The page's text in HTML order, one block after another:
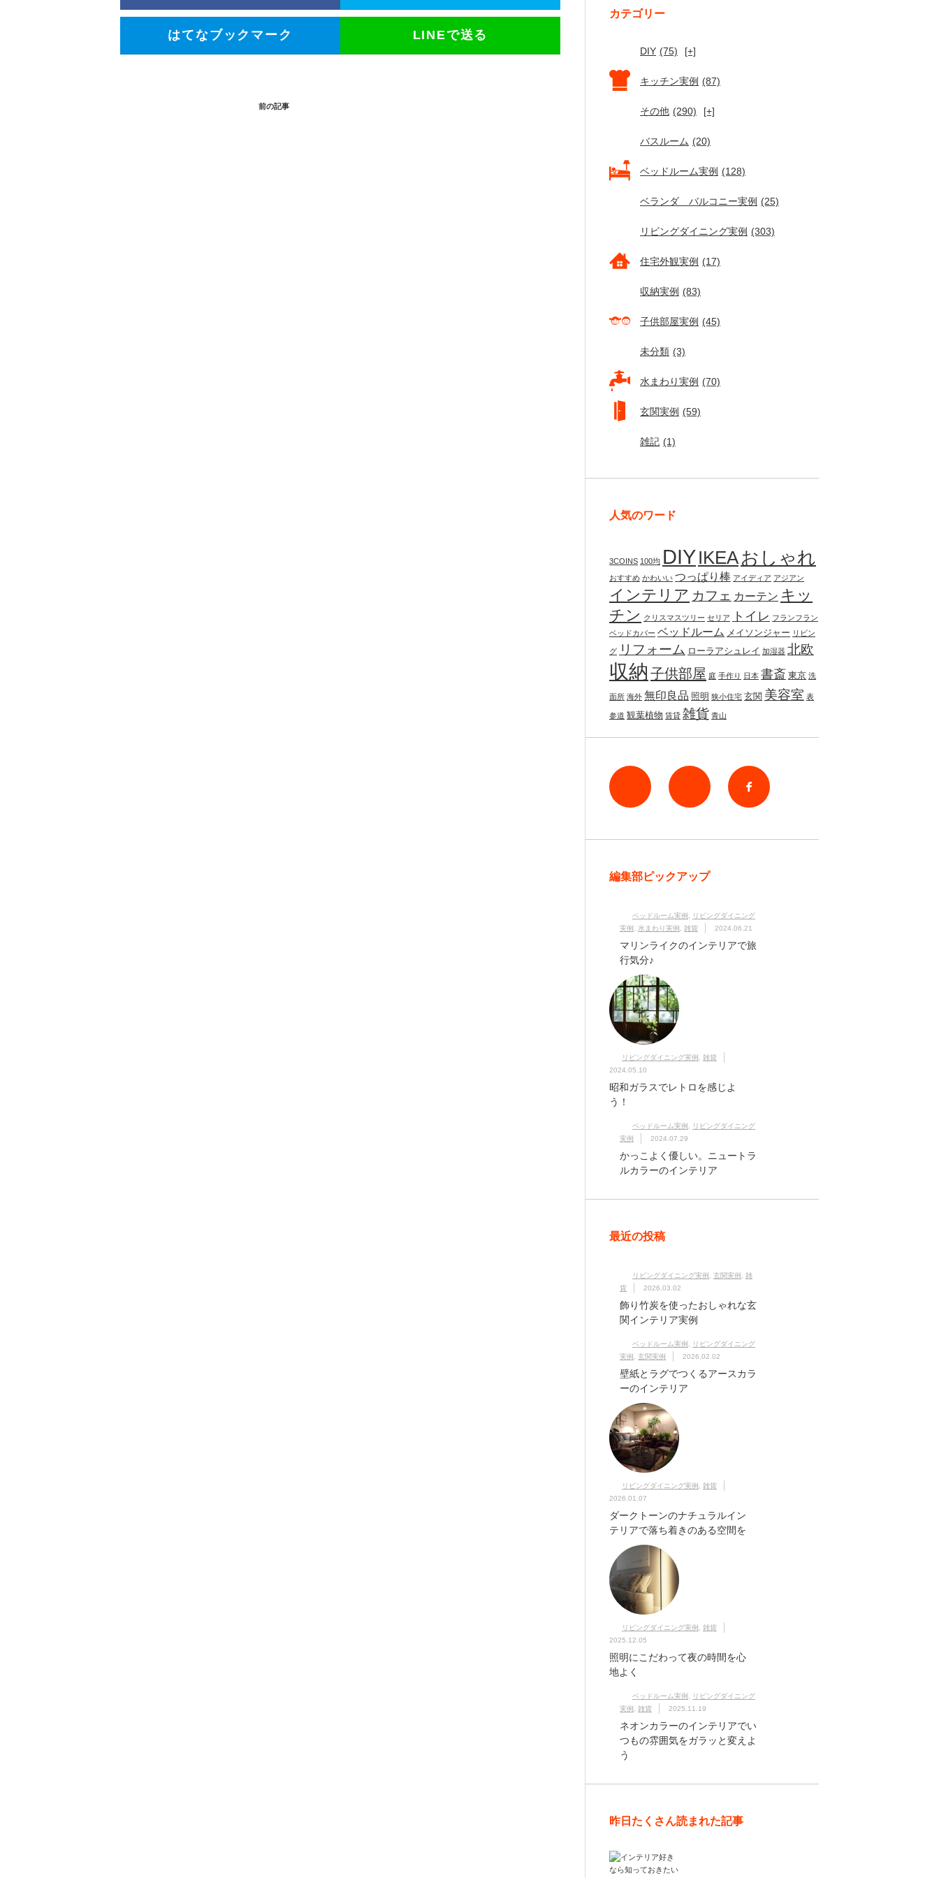
はてなブックマーク LINEで送る
前の記事
カテゴリー
DIY (75) [+]
キッチン実例 (87)
その他 (290) [+]
バスルーム (20)
ベッドルーム実例 (128)
ベランダ バルコニー実例 (25)
リビングダイニング実例 (303)
住宅外観実例 (17)
収納実例 (83)
子供部屋実例 (45)
未分類 (3)
水まわり実例 (70)
玄関実例 (59)
雑記 (1)
人気のワード
3COINS 100均 DIYIKEAおしゃれ
おすすめ かわいい つっぱり棒 アイディア アジアン
インテリア カフェ カーテン キッ
チン クリスマスツリー セリア トイレ フランフラン
ベッドカバー ベッドルーム メイソンジャー リビン
グ リフォーム ローラアシュレイ 加湿器 北欧
収納 子供部屋 庭 手作り 日本 書斎 東京 洗
面所 海外 無印良品 照明 狭小住宅 玄関 美容室 表
参道 観葉植物 賃貸 雑貨 青山
Twitter
編集部ピックアップ
ベッドルーム実例
リビングダイニング
実例
水まわり実例 雑貨 2024.06.21
マリンライクのインテリアで旅
行気分♪
リビングダイニング実例
雑貨
2024.05.10
昭和ガラスでレトロを感じよ
う！
ベッドルーム実例
リビングダイニング
実例
2024.07.29
かっこよく優しい。ニュートラ
ルカラーのインテリア
最近の投稿
リビングダイニング実例 玄関実例
雑
貨
2026.03.02
飾り竹炭を使ったおしゃれな玄
関インテリア実例
ベッドルーム実例
リビングダイニング
実例
玄関実例 2026.02.02
壁紙とラグでつくるアースカラ
ーのインテリア
リビングダイニング実例
雑貨
2026.01.07
ダークトーンのナチュラルイン
テリアで落ち着きのある空間を
リビングダイニング実例
雑貨
2025.12.05
照明にこだわって夜の時間を心
地よく
ベッドルーム実例
リビングダイニング
実例
雑貨 2025.11.19
ネオンカラーのインテリアでい
つもの雰囲気をガラッと変えよ
う
昨日たくさん読まれた記事